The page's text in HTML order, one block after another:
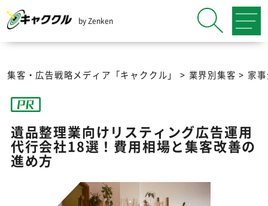
by Zenken
集客・広告戦略メディア「キャククル」 > 業界別集客 > 家
遺品整理業向けリスティング広告運用
代行会社18選！費用相場と集客改善の
進め方